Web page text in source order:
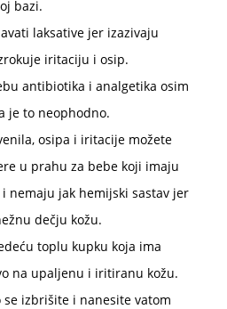
bazi.
laksative jer izazivaju
iritaciju i osip.
antibiotika i analgetika osim
je to neophodno.
osipa i iritacije možete
u prahu za bebe koji imaju
nemaju jak hemijski sastav jer
dečju kožu.
toplu kupku koja ima
na upaljenu i iritiranu kožu.
se izbrišite i nanesite vatom